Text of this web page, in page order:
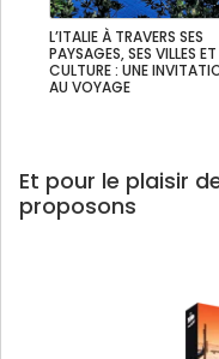
L’ITALIE À TRAVERS SES
PAYSAGES, SES VILLES
CULTURE : UNE
AU VOYAGE
Et pour le plaisir
proposons